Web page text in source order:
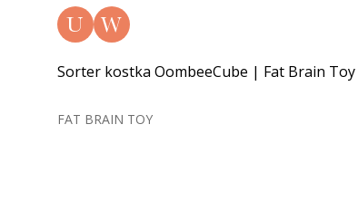
U W
Sorter kostka OombeeCube | Fat Brain Toy
FAT BRAIN TOY